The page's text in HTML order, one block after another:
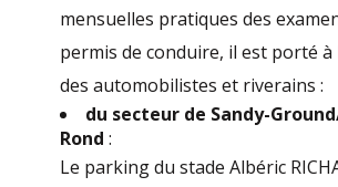
mensuelles pratiques des
permis de conduire, il est porté à
des automobilistes et riverains :
du secteur de Sandy-
Rond:
Le parking du stade Albéric